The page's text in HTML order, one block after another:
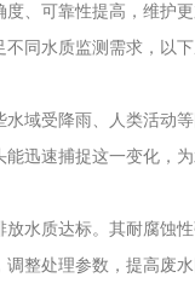
、可靠性提高，维护
同水质监测需求，以下
域受降雨、人类活
迅速捕捉这一变化，为
水质达标。其耐腐
整处理参数，提高废水